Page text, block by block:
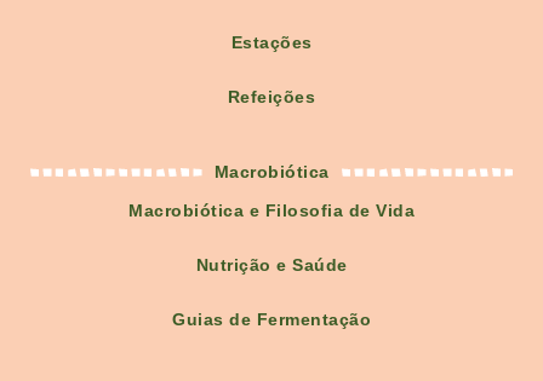
Estações
Refeições
Macrobiótica
Macrobiótica e Filosofia de Vida
Nutrição e Saúde
Guias de Fermentação